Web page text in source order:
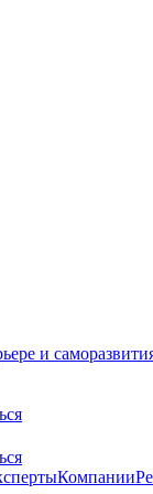
и
Компании